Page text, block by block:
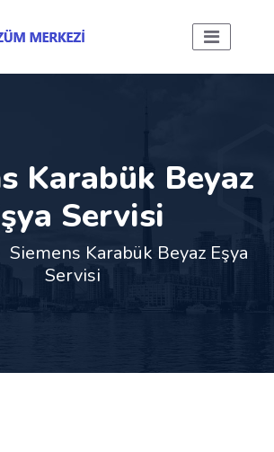
Karabük Beyaz
Servisi
Siemens Karabük Beyaz Eşya
Servisi